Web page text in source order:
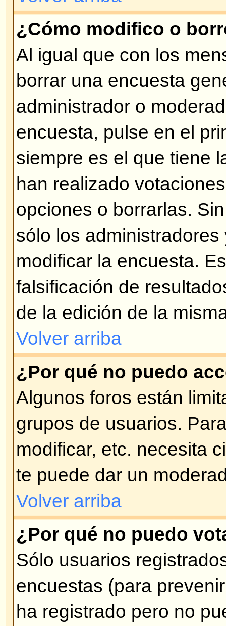
¿Qué son los Anuncios?
Los Anuncios usualmente
importante que los usuarios
posible. Los Anuncios
de temas del Foro donde
no ingresar anuncios
Ud. posea, los cuales son
administrador.
Volver arriba
¿Qué son los Temas
Los Temas Permanentes
Anuncios en la vista del Foro y
página. Usualmente son de
temas que deben permanecer
igual que con los Anuncios, el
quien puede ingresar Temas
Volver arriba
¿Qué son los Temas
Los Temas Bloqueados son
por el administrador o
mensajes ni respuestas ni votar
Tema Bloqueado. Las
Bloqueado son
Volver arriba
¿Qué son los
Los Administradores son gente
alto nivel de control sobre el
controlar la manera en que
sus aspectos, incluyendo